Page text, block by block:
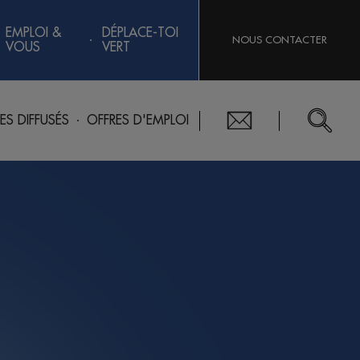
DIFFUSÉS OFFRES D'EMPLOI
EMPLOI &
VOUS
DÉPLACE-TOI
VERT
NOUS CONTACTER